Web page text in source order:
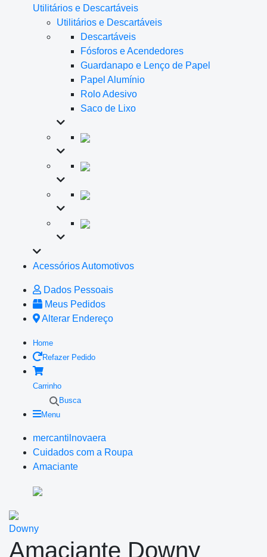
Utilitários e Descartáveis
Utilitários e Descartáveis
Descartáveis
Fósforos e Acendedores
Guardanapo e Lenço de Papel
Papel Alumínio
Rolo Adesivo
Saco de Lixo
Acessórios Automotivos
Dados Pessoais
Meus Pedidos
Alterar Endereço
Home
Refazer Pedido
Carrinho
Busca
Menu
mercantilnovaera
Cuidados com a Roupa
Amaciante
Downy
Amaciante Downy